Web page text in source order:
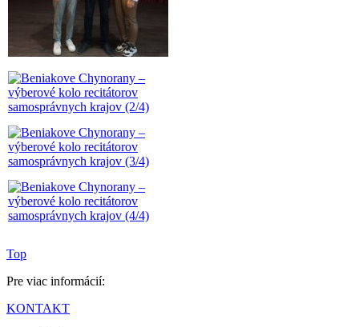
Top
Pre viac informácií:
KONTAKT